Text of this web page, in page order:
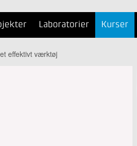
Laboratorier Kurser
effektivt værktøj